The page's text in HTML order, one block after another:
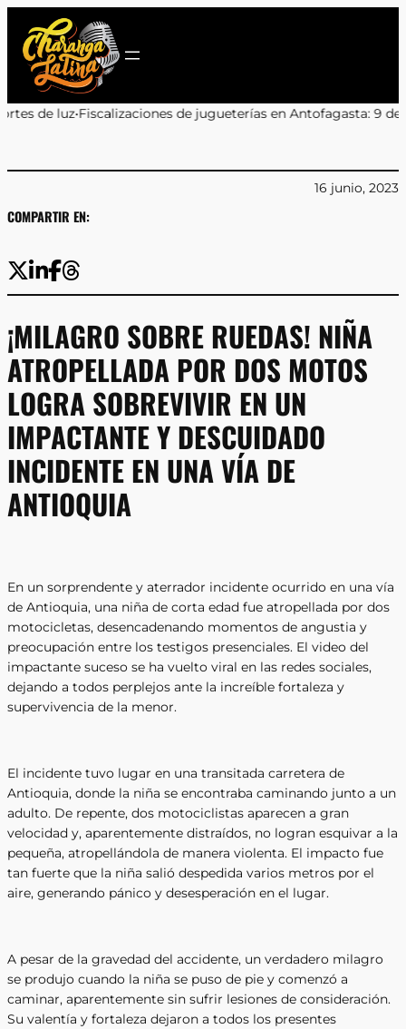
contenido
de jugueterías en Antofagasta: 9 de 11 locales
COMPARTIR EN:
16 junio, 2023
¡MILAGRO SOBRE RUEDAS! NIÑA
ATROPELLADA POR DOS MOTOS
LOGRA SOBREVIVIR EN UN
IMPACTANTE Y DESCUIDADO
INCIDENTE EN UNA VÍA DE
ANTIOQUIA
En un sorprendente y aterrador incidente ocurrido en una vía
de Antioquia, una niña de corta edad fue atropellada por dos
motocicletas, desencadenando momentos de angustia y
preocupación entre los testigos presenciales. El video del
impactante suceso se ha vuelto viral en las redes sociales,
dejando a todos perplejos ante la increíble fortaleza y
supervivencia de la menor.
El incidente tuvo lugar en una transitada carretera de
Antioquia, donde la niña se encontraba caminando junto a un
adulto. De repente, dos motociclistas aparecen a gran
velocidad y, aparentemente distraídos, no logran esquivar a la
pequeña, atropellándola de manera violenta. El impacto fue
tan fuerte que la niña salió despedida varios metros por el
aire, generando pánico y desesperación en el lugar.
A pesar de la gravedad del accidente, un verdadero milagro
se produjo cuando la niña se puso de pie y comenzó a
caminar, aparentemente sin sufrir lesiones de consideración.
Su valentía y fortaleza dejaron a todos los presentes